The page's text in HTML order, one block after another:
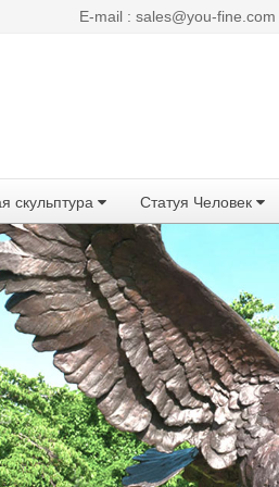
E-mail : sales@you-fine.com
скульптура Статуя Человек